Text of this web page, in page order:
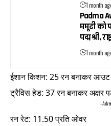
1 month
Padma
ममूटी को
पद्म श्री,
1 month
ईशान किशन: 25 रन बनाकर आउट
ट्रैविस हेड: 37 रन बनाकर अक्षर
-
रन रेट: 11.50 प्रति ओवर